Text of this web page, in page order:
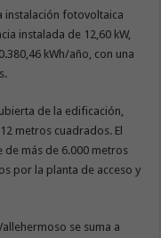
instalación fotovoltaica
instalada de 12,60 kW,
kWh/año, con una
de la edificación,
metros cuadrados. El
más de 6.000 metros
por la planta de acceso y
se suma a